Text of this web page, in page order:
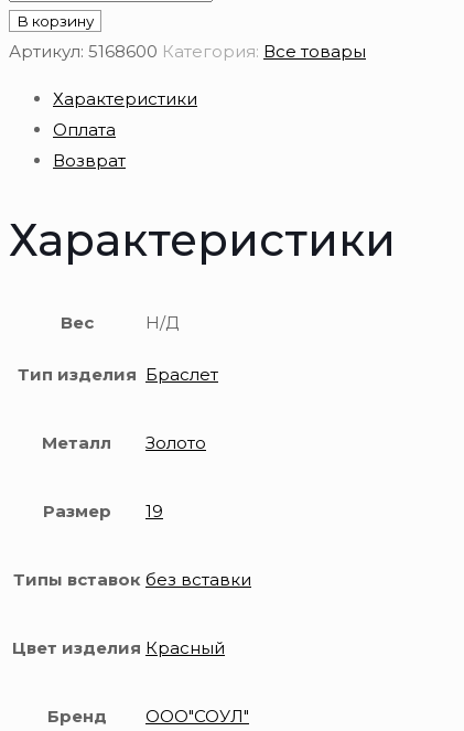
товара
Браслет
пробы
В корзину
Артикул: 5168600 Категория: Все товары
Характеристики
Оплата
Возврат
Характеристики
Вес Н/Д
Тип изделия Браслет
Металл Золото
Размер 19
Типы вставок без вставки
Цвет изделия Красный
Бренд ООО"СОУЛ"